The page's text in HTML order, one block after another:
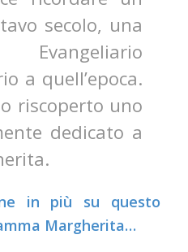
secolo, una
a quell’epoca.
riscoperto uno
dedicato a
in più su questo
Margherita…